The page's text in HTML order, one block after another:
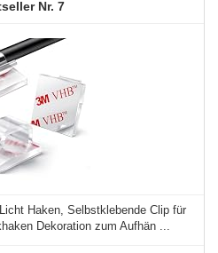
7
Haken, Selbstklebende Clip für
Dekoration zum Aufhän ...